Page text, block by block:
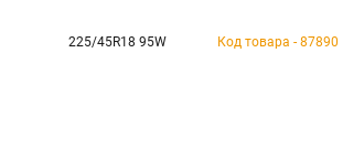
225/45R18 95W Код товара - 87890